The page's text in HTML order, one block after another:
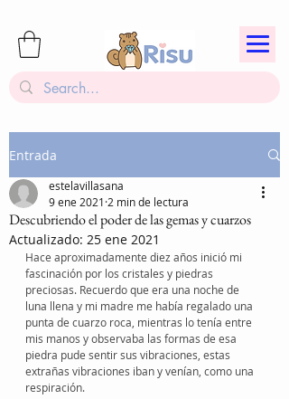
Entrada
Descubriendo el poder de las gemas y cuarzos
estelavillasana
9 ene 2021 2 min de lectura
Actualizado: 25 ene 2021
Hace aproximadamente diez años inició mi
fascinación por los cristales y piedras
preciosas. Recuerdo que era una noche de
luna llena y mi madre me había regalado una
punta de cuarzo roca, mientras lo tenía entre
mis manos y observaba las formas de esa
piedra pude sentir sus vibraciones, estas
extrañas vibraciones iban y venían, como una
respiración.